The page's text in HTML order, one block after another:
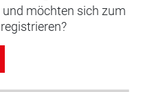
möchten sich zum